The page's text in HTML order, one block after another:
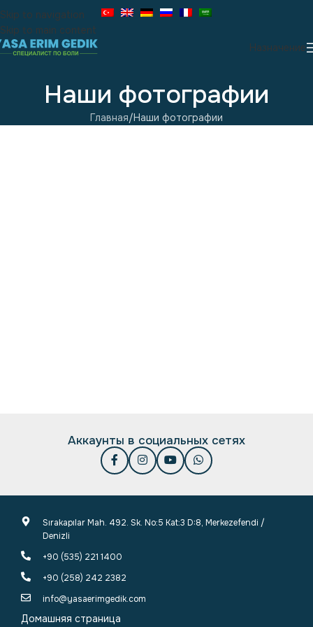
Skip to navigation
Skip to main content
Назначение
Наши фотографии
Главная Наши фотографии
Аккаунты в социальных сетях
Sırakapılar Mah. 492. Sk. No:5 Kat:3 D:8, Merkezefendi /
Denizli
+90 (535) 221 1400
+90 (258) 242 2382
info@yasaerimgedik.com
Домашняя страница